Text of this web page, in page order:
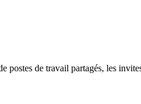
de travail partagés, les